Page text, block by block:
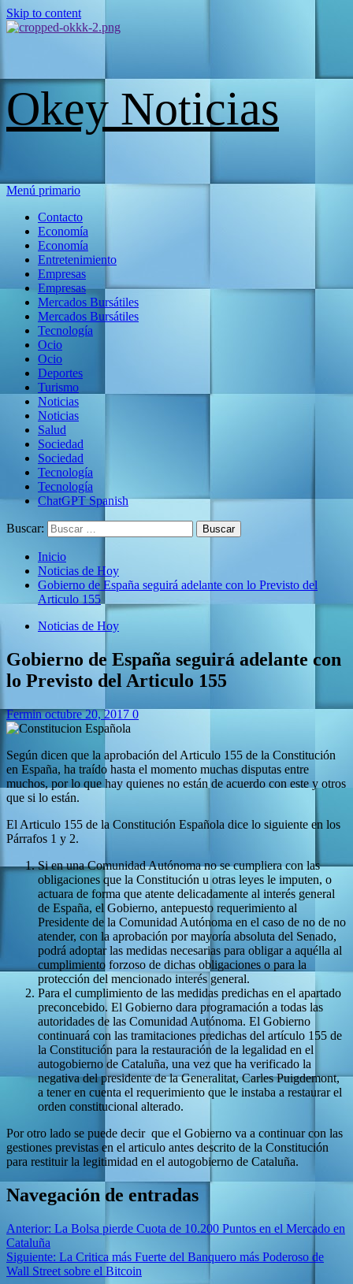
Skip to content
Okey Noticias
Menú primario
Contacto
Economía
Economía
Entretenimiento
Empresas
Empresas
Mercados Bursátiles
Mercados Bursátiles
Tecnología
Ocio
Ocio
Deportes
Turismo
Noticias
Noticias
Salud
Sociedad
Sociedad
Tecnología
Tecnología
ChatGPT Spanish
Buscar:
Inicio
Noticias de Hoy
Gobierno de España seguirá adelante con lo Previsto del
Articulo 155
Noticias de Hoy
Gobierno de España seguirá adelante con
lo Previsto del Articulo 155
Ferminoctubre 20, 2017 0
Según dicen que la aprobación del Articulo 155 de la Constitución
en España, ha traído hasta el momento muchas disputas entre
muchos, por lo que hay quienes no están de acuerdo con este y otros
que si lo están.
El Articulo 155 de la Constitución Española dice lo siguiente en los
Párrafos 1 y 2.
Si en una Comunidad Autónoma no se cumpliera con las
obligaciones que la Constitución u otras leyes le imputen, o
actuara de forma que atente delicadamente al interés general
de España, el Gobierno, antepuesto requerimiento al
Presidente de la Comunidad Autónoma en el caso de no de no
atender, con la aprobación por mayoría absoluta del Senado,
podrá adoptar las medidas necesarias para obligar a aquélla al
cumplimiento forzoso de dichas obligaciones o para la
protección del mencionado interés general.
Para el cumplimiento de las medidas predichas en el apartado
preconcebido. El Gobierno dara programación a todas las
autoridades de las Comunidad Autónoma. El Gobierno
continuará con las tramitaciones predichas del artículo 155 de
la Constitución para la restauración de la legalidad en el
autogobierno de Cataluña, una vez que ha verificado la
negativa del presidente de la Generalitat, Carles Puigdemont,
a tener en cuenta el requerimiento que le instaba a restaurar el
orden constitucional alterado.
Por otro lado se puede decir que el Gobierno va a continuar con las
gestiones previstas en el articulo antes descrito de la Constitución
para restituir la legitimidad en el autogobierno de Cataluña.
Navegación de entradas
Anterior: La Bolsa pierde Cuota de 10.200 Puntos en el Mercado en
Cataluña
Siguiente: La Critica más Fuerte del Banquero más Poderoso de
Wall Street sobre el Bitcoin